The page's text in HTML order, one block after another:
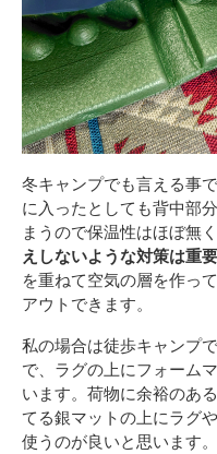
冬キャンプでも言える事
に入ったとしても背中部
まうので保温性はほぼ無
えしないような対策は重要
を重ねて空気の層を作っ
アウトできます。
私の場合は徒歩キャンプ
で、ラグの上にフォーム
います。荷物に余裕のあ
てる銀マットの上にラグ
使うのが良いと思います。